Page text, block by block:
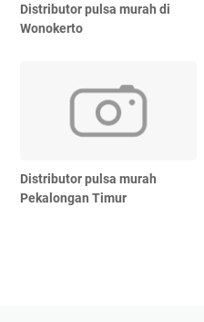
Distributor pulsa murah di
Wonokerto
Distributor pulsa murah
Pekalongan Timur